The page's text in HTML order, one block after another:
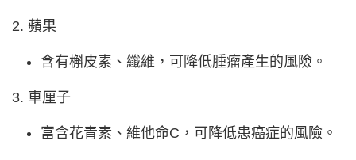
2. 蘋果
含有槲皮素、纖維，可降低腫瘤產生的風險。
3. 車厘子
富含花青素、維他命C，可降低患癌症的風險。